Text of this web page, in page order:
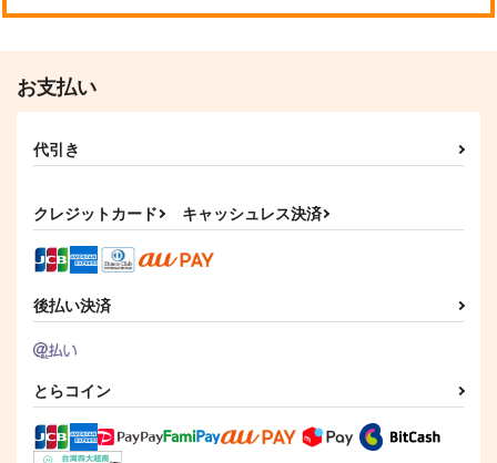
お支払い
代引き
クレジットカード キャッシュレス決済
後払い決済
とらコイン